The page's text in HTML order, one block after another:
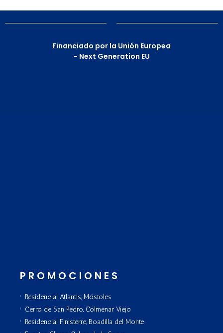
Financiado por la Unión Europea
- Next Generation EU
PROMOCIONES
Residencial Atlantis, Móstoles
Cerro de San Pedro, Colmenar Viejo
Residencial Finisterre, Boadilla del Monte